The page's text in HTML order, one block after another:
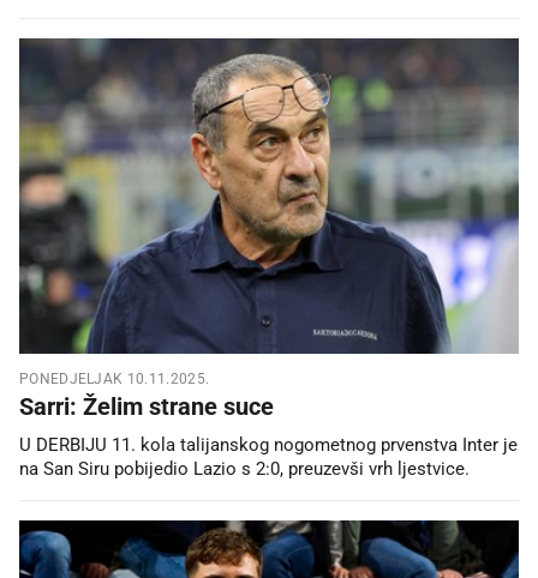
PONEDJELJAK 10.11.2025.
Sarri: Želim strane suce
U DERBIJU 11. kola talijanskog nogometnog prvenstva Inter je
na San Siru pobijedio Lazio s 2:0, preuzevši vrh ljestvice.